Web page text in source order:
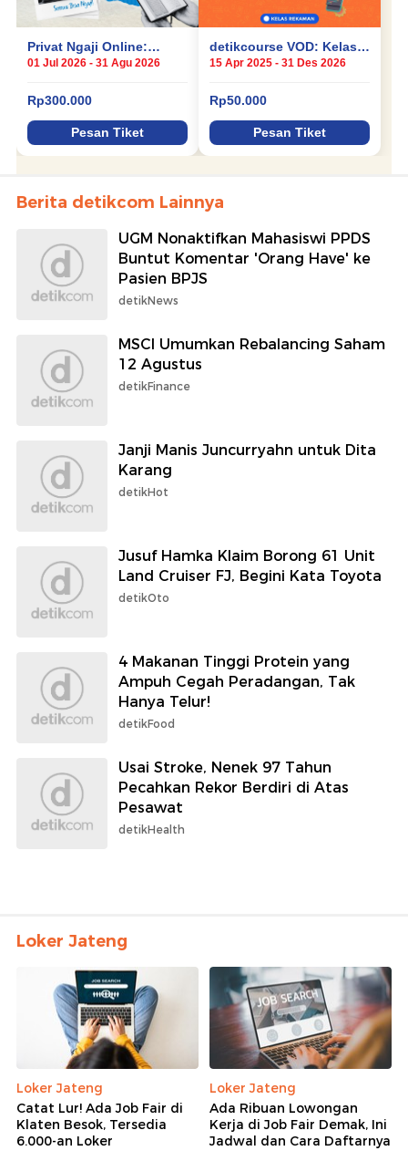
Berita detikcom Lainnya
UGM Nonaktifkan Mahasiswi PPDS
Buntut Komentar 'Orang Have' ke
Pasien BPJS
detikNews
MSCI Umumkan Rebalancing Saham
12 Agustus
detikFinance
Janji Manis Juncurryahn untuk Dita
Karang
detikHot
Jusuf Hamka Klaim Borong 61 Unit
Land Cruiser FJ, Begini Kata Toyota
detikOto
4 Makanan Tinggi Protein yang
Ampuh Cegah Peradangan, Tak
Hanya Telur!
detikFood
Usai Stroke, Nenek 97 Tahun
Pecahkan Rekor Berdiri di Atas
Pesawat
detikHealth
Loker Jateng
Loker Jateng
Catat Lur! Ada Job Fair di
Klaten Besok, Tersedia
6.000-an Loker
Loker Jateng
Ada Ribuan Lowongan
Kerja di Job Fair Demak, Ini
Jadwal dan Cara Daftarnya